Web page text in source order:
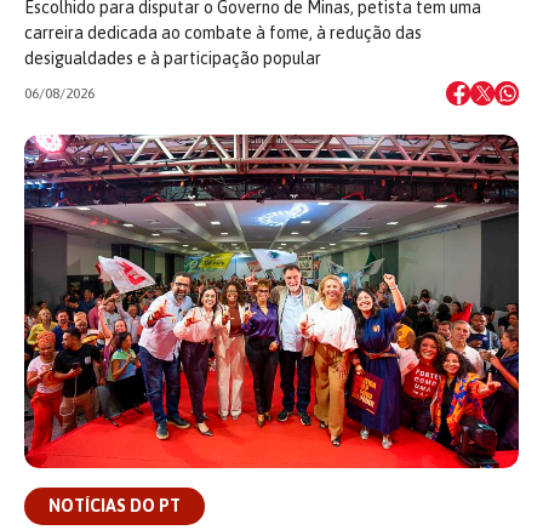
Escolhido para disputar o Governo de Minas, petista tem uma
carreira dedicada ao combate à fome, à redução das
desigualdades e à participação popular
06/08/2026
NOTÍCIAS DO PT